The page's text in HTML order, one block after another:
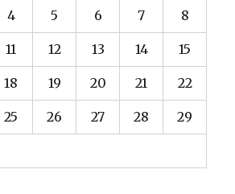
て
4 5 6 7 8
11 12 13 14 15
18 19 20 21 22
25 26 27 28 29